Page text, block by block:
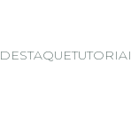
DESTAQUE